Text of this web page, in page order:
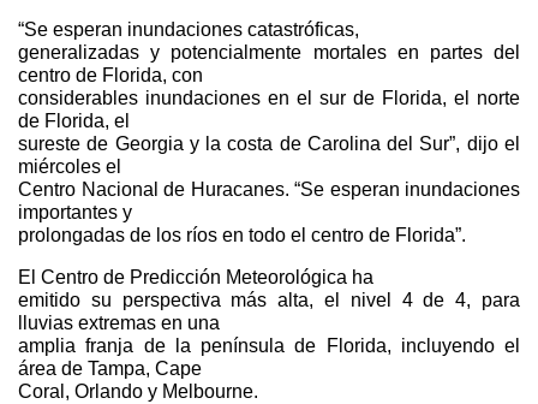
“Se esperan inundaciones catastróficas,
generalizadas y potencialmente mortales en partes del
centro de Florida, con
considerables inundaciones en el sur de Florida, el norte
de Florida, el
sureste de Georgia y la costa de Carolina del Sur”, dijo el
miércoles el
Centro Nacional de Huracanes. “Se esperan inundaciones
importantes y
prolongadas de los ríos en todo el centro de Florida”.
El Centro de Predicción Meteorológica ha
emitido su perspectiva más alta, el nivel 4 de 4, para
lluvias extremas en una
amplia franja de la península de Florida, incluyendo el
área de Tampa, Cape
Coral, Orlando y Melbourne.